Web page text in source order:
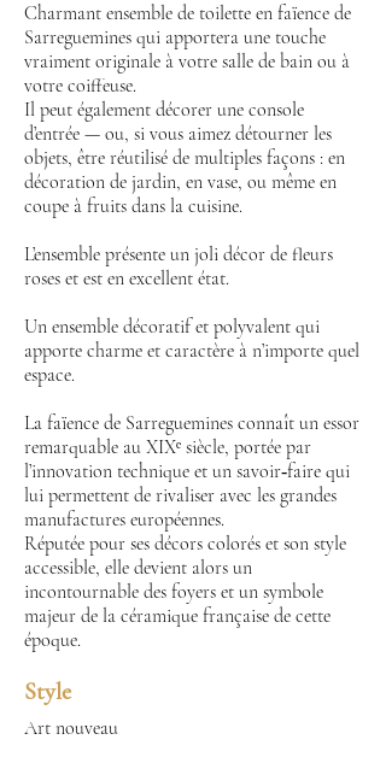
Charmant ensemble de toilette en faïence de
Sarreguemines qui apportera une touche
vraiment originale à votre salle de bain ou à
votre coiffeuse.
Il peut également décorer une console
d’entrée — ou, si vous aimez détourner les
objets, être réutilisé de multiples façons : en
décoration de jardin, en vase, ou même en
coupe à fruits dans la cuisine.
L’ensemble présente un joli décor de fleurs
roses et est en excellent état.
Un ensemble décoratif et polyvalent qui
apporte charme et caractère à n’importe quel
espace.
La faïence de Sarreguemines connaît un essor
remarquable au XIXᵉ siècle, portée par
l’innovation technique et un savoir‑faire qui
lui permettent de rivaliser avec les grandes
manufactures européennes.
Réputée pour ses décors colorés et son style
accessible, elle devient alors un
incontournable des foyers et un symbole
majeur de la céramique française de cette
époque.
Style
Art nouveau